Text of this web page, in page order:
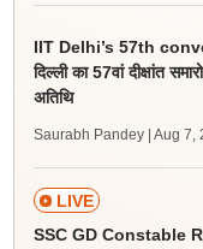
IIT Delhi’s 57th
दिल्ली का 57वां दीक्षांत
अतिथि
Saurabh Pandey | Aug 7,
LIVE
SSC GD Constable